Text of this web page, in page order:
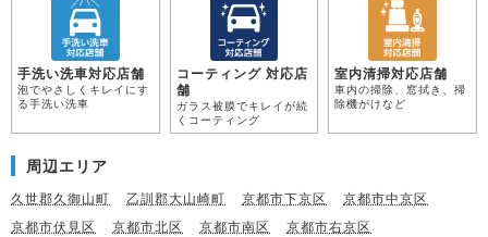
手洗い洗車対応店舗
泡でやさしくキレイにす
る手洗い洗車
コーティング 対応店
舗
ガラス被膜でキレイが続
くコーティング
室内清掃対応店舗
車内の掃除、窓拭き、掃
除機がけなど
周辺エリア
久世郡久御山町 乙訓郡大山崎町 京都市下京区
京都市中京区
京都市伏見区
京都市北区 京都市南区
京都市右京区